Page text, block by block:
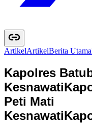
ArtikelArtikelBerita Utama
Kapolres
Kesnawati
Peti Mati
KesnawatiKap